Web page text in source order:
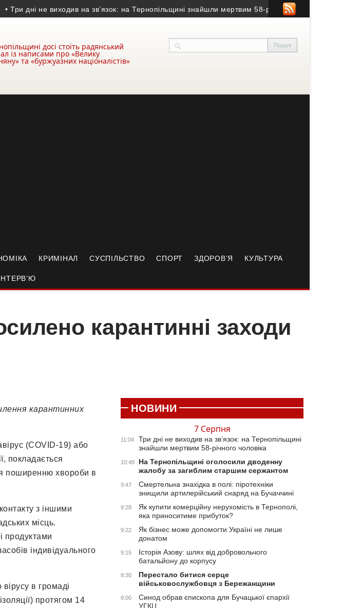
дні не виходив на зв’язок: на Тернопільщині знайшли мертвим 58-річного чоловіка
досі стоїть радянський
із написами про «Велику
та «буржуазних націоналістів»
КРИМІНАЛ СУСПІЛЬСТВО СПОРТ ЗДОРОВ’Я КУЛЬТУРА
карантинні заходи
карантинних
(COVID-19) або
покладається
поширенню хвороби в
з іншими
місць.
продуктами
індивідуального
в громаді
протягом 14
НОВИНИ
7 Серпня
11:04
Три дні не виходив на зв’язок: на Тернопільщині
знайшли мертвим 58-річного чоловіка
10:48
На Тернопільщині оголосили дводенну
жалобу за загиблим старшим сержантом
9:47
Смертельна знахідка в полі: піротехніки
знищили артилерійський снаряд на Бучаччині
9:28
Як купити комерційну нерухомість в Тернополі,
яка приноситиме прибуток?
9:22
Як бізнес може допомогти Україні не лише
донатом
9:15
Історія Азову: шлях від добровольчого
батальйону до корпусу
8:30
Перестало битися серце
військовослужбовця з Бережанщини
8:00
Синод обрав єпископа для Бучацької єпархії
УГКЦ